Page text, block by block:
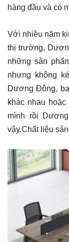
hàng đầu và có
Với nhiều năm
thị trường,
những sản
nhưng không
Dương Đông,
khác nhau
mình rồi
vậy.Chất liệu